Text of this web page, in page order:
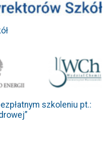
szkoleniu pt.: